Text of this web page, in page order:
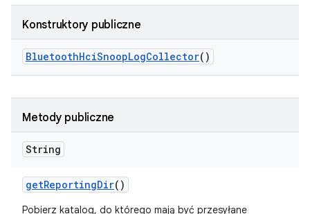
Konstruktory publiczne
BluetoothHciSnoopLogCollector()
Metody publiczne
String
getReportingDir()
Pobierz katalog, do którego mają być przesyłane